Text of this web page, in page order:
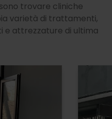
trovare cliniche
varietà di trattamenti,
e attrezzature di ultima